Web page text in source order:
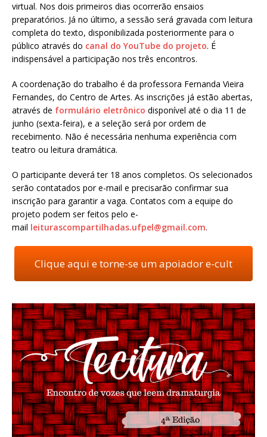
virtual. Nos dois primeiros dias ocorrerão ensaios
preparatórios. Já no último, a sessão será gravada com leitura
completa do texto, disponibilizada posteriormente para o
público através do canal do YouTube do projeto. É
indispensável a participação nos três encontros.
A coordenação do trabalho é da professora Fernanda Vieira
Fernandes, do Centro de Artes. As inscrições já estão abertas,
através de formulário eletrônico disponível até o dia 11 de
junho (sexta-feira), e a seleção será por ordem de
recebimento. Não é necessária nenhuma experiência com
teatro ou leitura dramática.
O participante deverá ter 18 anos completos. Os selecionados
serão contatados por e-mail e precisarão confirmar sua
inscrição para garantir a vaga. Contatos com a equipe do
projeto podem ser feitos pelo e-
mail leiturascompartilhadas.ufpel@gmail.com.
Clique aqui e torne-se um apoiador e-cult